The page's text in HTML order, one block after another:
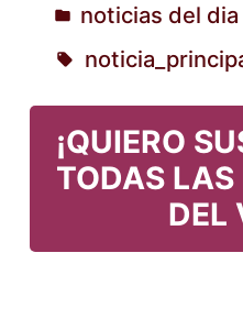
porPublicado
en
noticias del dia
¡QUIERO
TODAS LAS
DEL